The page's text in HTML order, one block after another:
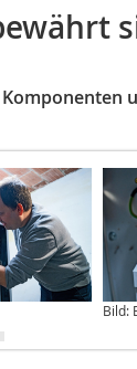
Bild: